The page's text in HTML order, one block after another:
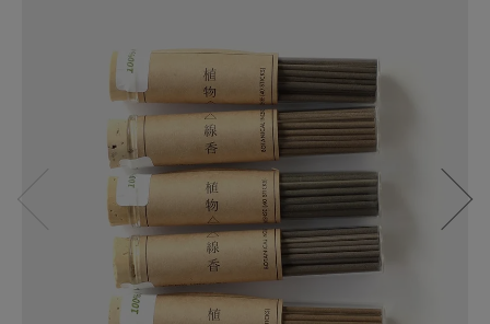
ようこそ ゲスト 様
新規会員登録